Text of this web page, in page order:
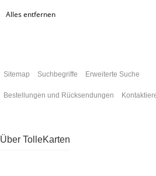
entfernen
entfernen
Alles entfernen
Sitemap Suchbegriffe Erweiterte Suche
Bestellungen und Rücksendungen
Über TolleKarten